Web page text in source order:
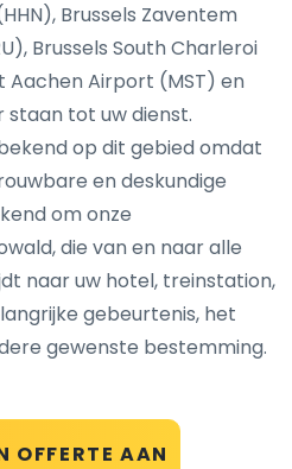
OFFERTE AAN
Brussels Zaventem
Brussels South Charleroi
Aachen Airport (MST) en
tot uw dienst.
op dit gebied omdat
en deskundige
om onze
die van en naar alle
naar uw hotel, treinstation,
gebeurtenis, het
gewenste bestemming.